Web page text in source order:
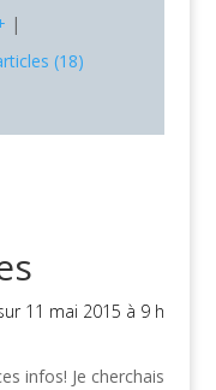
|
(18)
11 mai 2015 à 9 h
infos! Je cherchais